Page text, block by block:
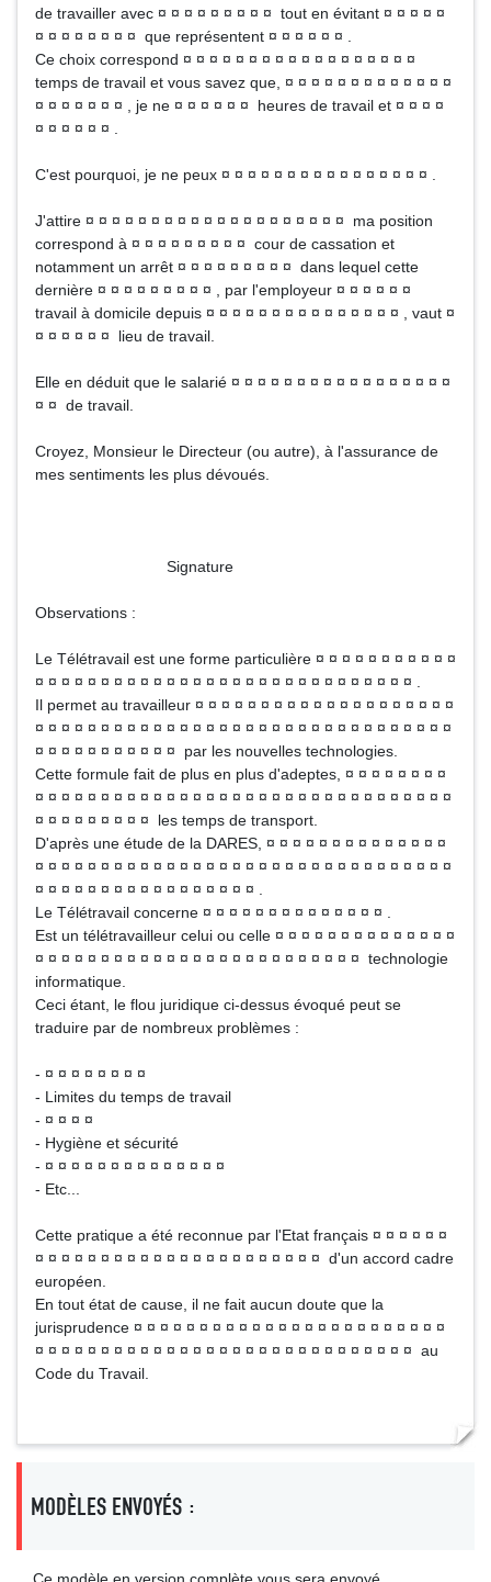
de travailler avec ¤ ¤ ¤ ¤ ¤ ¤ ¤ ¤ ¤ tout en évitant ¤ ¤ ¤ ¤ ¤
¤ ¤ ¤ ¤ ¤ ¤ ¤ ¤ que représentent ¤ ¤ ¤ ¤ ¤ ¤ .
Ce choix correspond ¤ ¤ ¤ ¤ ¤ ¤ ¤ ¤ ¤ ¤ ¤ ¤ ¤ ¤ ¤ ¤ ¤ ¤
temps de travail et vous savez que, ¤ ¤ ¤ ¤ ¤ ¤ ¤ ¤ ¤ ¤ ¤ ¤ ¤
¤ ¤ ¤ ¤ ¤ ¤ ¤ , je ne ¤ ¤ ¤ ¤ ¤ ¤ heures de travail et ¤ ¤ ¤ ¤
¤ ¤ ¤ ¤ ¤ ¤ .
C'est pourquoi, je ne peux ¤ ¤ ¤ ¤ ¤ ¤ ¤ ¤ ¤ ¤ ¤ ¤ ¤ ¤ ¤ ¤ .
J'attire ¤ ¤ ¤ ¤ ¤ ¤ ¤ ¤ ¤ ¤ ¤ ¤ ¤ ¤ ¤ ¤ ¤ ¤ ¤ ¤ ma position
correspond à ¤ ¤ ¤ ¤ ¤ ¤ ¤ ¤ ¤ cour de cassation et
notamment un arrêt ¤ ¤ ¤ ¤ ¤ ¤ ¤ ¤ ¤ dans lequel cette
dernière ¤ ¤ ¤ ¤ ¤ ¤ ¤ ¤ ¤ , par l'employeur ¤ ¤ ¤ ¤ ¤ ¤
travail à domicile depuis ¤ ¤ ¤ ¤ ¤ ¤ ¤ ¤ ¤ ¤ ¤ ¤ ¤ ¤ ¤ , vaut ¤
¤ ¤ ¤ ¤ ¤ ¤ lieu de travail.
Elle en déduit que le salarié ¤ ¤ ¤ ¤ ¤ ¤ ¤ ¤ ¤ ¤ ¤ ¤ ¤ ¤ ¤ ¤ ¤
¤ ¤ de travail.
Croyez, Monsieur le Directeur (ou autre), à l'assurance de
mes sentiments les plus dévoués.
Signature
Observations :
Le Télétravail est une forme particulière ¤ ¤ ¤ ¤ ¤ ¤ ¤ ¤ ¤ ¤ ¤
¤ ¤ ¤ ¤ ¤ ¤ ¤ ¤ ¤ ¤ ¤ ¤ ¤ ¤ ¤ ¤ ¤ ¤ ¤ ¤ ¤ ¤ ¤ ¤ ¤ ¤ ¤ ¤ ¤ .
Il permet au travailleur ¤ ¤ ¤ ¤ ¤ ¤ ¤ ¤ ¤ ¤ ¤ ¤ ¤ ¤ ¤ ¤ ¤ ¤ ¤ ¤
¤ ¤ ¤ ¤ ¤ ¤ ¤ ¤ ¤ ¤ ¤ ¤ ¤ ¤ ¤ ¤ ¤ ¤ ¤ ¤ ¤ ¤ ¤ ¤ ¤ ¤ ¤ ¤ ¤ ¤ ¤ ¤
¤ ¤ ¤ ¤ ¤ ¤ ¤ ¤ ¤ ¤ ¤ par les nouvelles technologies.
Cette formule fait de plus en plus d'adeptes, ¤ ¤ ¤ ¤ ¤ ¤ ¤ ¤
¤ ¤ ¤ ¤ ¤ ¤ ¤ ¤ ¤ ¤ ¤ ¤ ¤ ¤ ¤ ¤ ¤ ¤ ¤ ¤ ¤ ¤ ¤ ¤ ¤ ¤ ¤ ¤ ¤ ¤ ¤ ¤
¤ ¤ ¤ ¤ ¤ ¤ ¤ ¤ ¤ les temps de transport.
D'après une étude de la DARES, ¤ ¤ ¤ ¤ ¤ ¤ ¤ ¤ ¤ ¤ ¤ ¤ ¤ ¤
¤ ¤ ¤ ¤ ¤ ¤ ¤ ¤ ¤ ¤ ¤ ¤ ¤ ¤ ¤ ¤ ¤ ¤ ¤ ¤ ¤ ¤ ¤ ¤ ¤ ¤ ¤ ¤ ¤ ¤ ¤ ¤
¤ ¤ ¤ ¤ ¤ ¤ ¤ ¤ ¤ ¤ ¤ ¤ ¤ ¤ ¤ ¤ ¤ .
Le Télétravail concerne ¤ ¤ ¤ ¤ ¤ ¤ ¤ ¤ ¤ ¤ ¤ ¤ ¤ ¤ .
Est un télétravailleur celui ou celle ¤ ¤ ¤ ¤ ¤ ¤ ¤ ¤ ¤ ¤ ¤ ¤ ¤ ¤
¤ ¤ ¤ ¤ ¤ ¤ ¤ ¤ ¤ ¤ ¤ ¤ ¤ ¤ ¤ ¤ ¤ ¤ ¤ ¤ ¤ ¤ ¤ ¤ ¤ technologie
informatique.
Ceci étant, le flou juridique ci-dessus évoqué peut se
traduire par de nombreux problèmes :
- ¤ ¤ ¤ ¤ ¤ ¤ ¤ ¤
- Limites du temps de travail
- ¤ ¤ ¤ ¤
- Hygiène et sécurité
- ¤ ¤ ¤ ¤ ¤ ¤ ¤ ¤ ¤ ¤ ¤ ¤ ¤ ¤
- Etc...
Cette pratique a été reconnue par l'Etat français ¤ ¤ ¤ ¤ ¤ ¤
¤ ¤ ¤ ¤ ¤ ¤ ¤ ¤ ¤ ¤ ¤ ¤ ¤ ¤ ¤ ¤ ¤ ¤ ¤ ¤ ¤ ¤ d'un accord cadre
européen.
En tout état de cause, il ne fait aucun doute que la
jurisprudence ¤ ¤ ¤ ¤ ¤ ¤ ¤ ¤ ¤ ¤ ¤ ¤ ¤ ¤ ¤ ¤ ¤ ¤ ¤ ¤ ¤ ¤ ¤ ¤
¤ ¤ ¤ ¤ ¤ ¤ ¤ ¤ ¤ ¤ ¤ ¤ ¤ ¤ ¤ ¤ ¤ ¤ ¤ ¤ ¤ ¤ ¤ ¤ ¤ ¤ ¤ ¤ ¤ au
Code du Travail.
MODÈLES ENVOYÉS :